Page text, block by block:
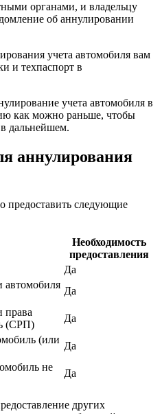
органами, и владельцу
об аннулировании
учета автомобиля вам
и техпаспорт в
учета автомобиля в
как можно раньше, чтобы
дальнейшем.
аннулирования
следующие
Необходимость
предоставления
Да
автомобиля
Да
права
(СРП)
Да
(или
Да
не
Да
других